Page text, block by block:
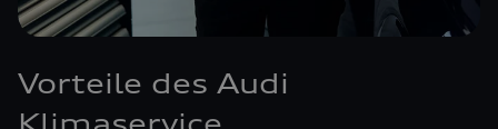
Vorteile des Audi